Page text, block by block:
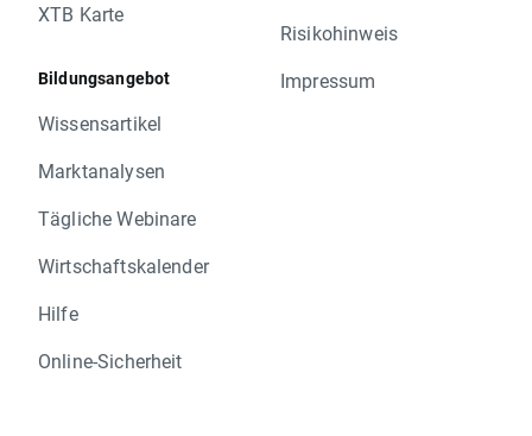
XTB Karte
Bildungsangebot
Wissensartikel
Marktanalysen
Tägliche Webinare
Wirtschaftskalender
Hilfe
Online-Sicherheit
Risikohinweis
Impressum